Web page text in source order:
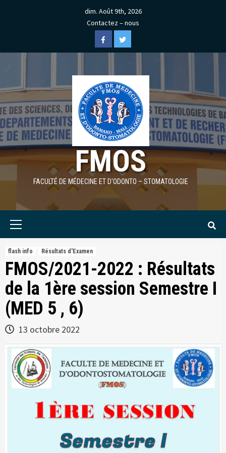
dim. Août 9th, 2026
Contactez – nous
FacebookTwitter
FMOS
FACULTÉ DE MÉDECINE ET D'ODONTO – STOMATOLOGIE
flash info Résultats d'Examen
FMOS/2021-2022 : Résultats
de la 1ère session Semestre I
(MED 5 , 6)
13 octobre 2022